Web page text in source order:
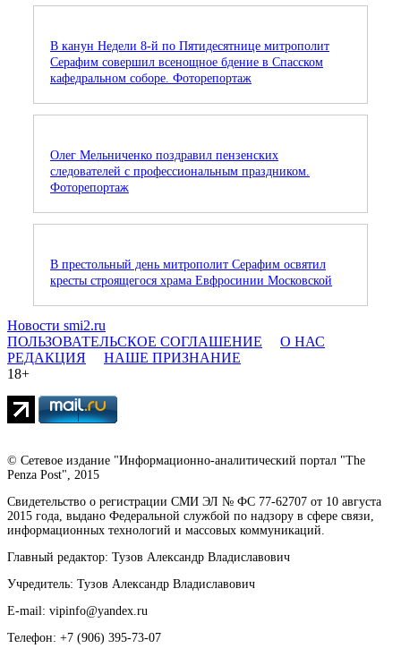
В канун Недели 8-й по Пятидесятнице митрополит
Серафим совершил всенощное бдение в Спасском
кафедральном соборе. Фоторепортаж
Олег Мельниченко поздравил пензенских
следователей с профессиональным праздником.
Фоторепортаж
В престольный день митрополит Серафим освятил
кресты строящегося храма Евфросинии Московской
Новости smi2.ru
ПОЛЬЗОВАТЕЛЬСКОЕ СОГЛАШЕНИЕ
О НАС
РЕДАКЦИЯ
НАШЕ ПРИЗНАНИЕ
18+
© Сетевое издание "Информационно-аналитический портал "The
Penza Post", 2015
Свидетельство о регистрации СМИ ЭЛ № ФС 77-62707 от 10 августа
2015 года, выдано Федеральной службой по надзору в сфере связи,
информационных технологий и массовых коммуникаций.
Главный редактор: Тузов Александр Владиславович
Учредитель: Тузов Александр Владиславович
E-mail: vipinfo@yandex.ru
Телефон: +7 (906) 395-73-07